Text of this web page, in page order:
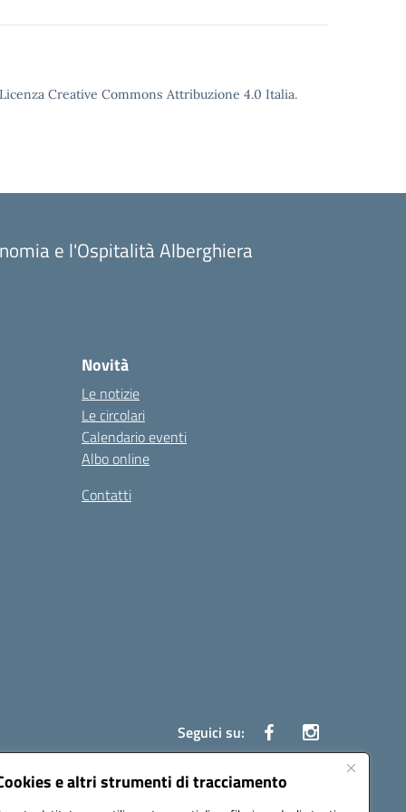
e altri strumenti di tracciamento
Creative Commons Attribuzione 4.0 Italia.
e l'Ospitalità Alberghiera
Novità
Le notizie
Le circolari
Calendario eventi
Albo online
Contatti
Seguici su: